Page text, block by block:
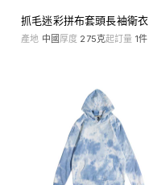
抓毛迷彩拼布套頭長袖衛衣
產地 中國 厚度 275克起訂量 1件